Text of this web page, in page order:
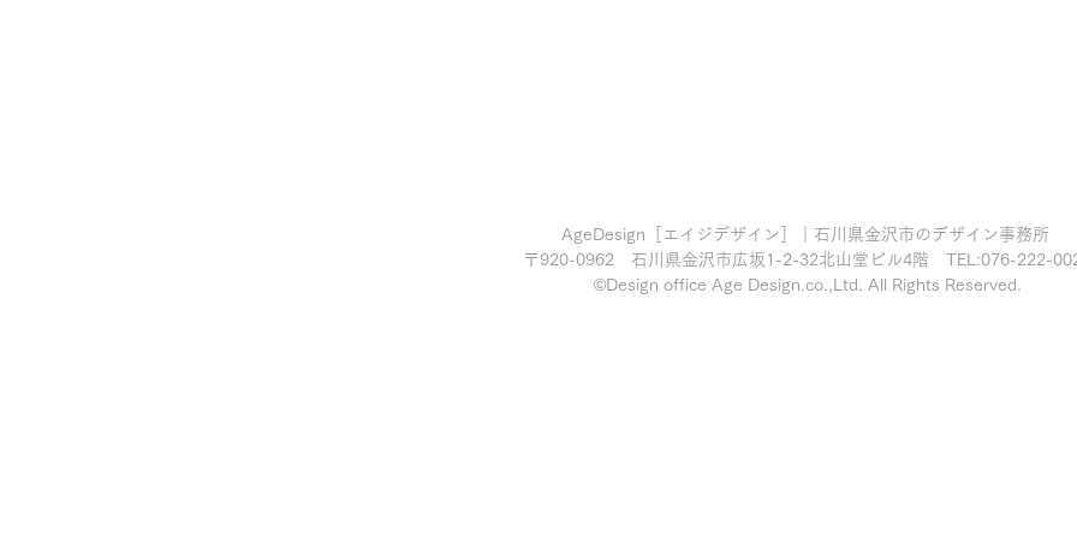
AgeDesign［エイジデザイン］｜石川県金沢市のデザイン事務所
〒920-0962 石川県金沢市広坂1-2-32北山堂ビル4階 TEL:076-222-
©Design office Age Design.co.,Ltd. All Rights Reserved.